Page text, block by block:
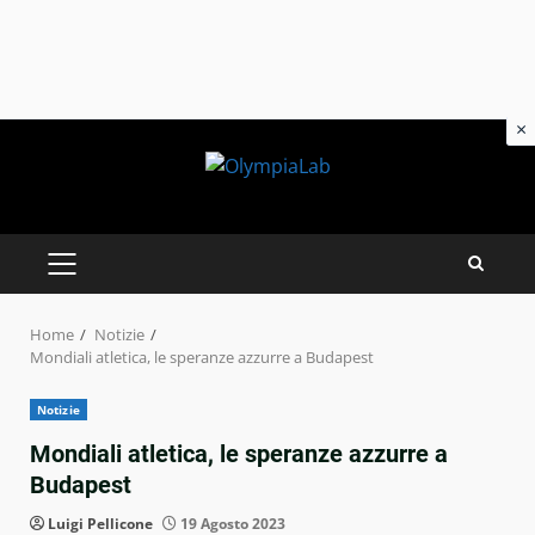
PRIMARY
MENU
Home
Notizie
Mondiali atletica, le speranze azzurre a Budapest
Notizie
Mondiali atletica, le speranze azzurre a
Budapest
Luigi Pellicone 19 Agosto 2023
×